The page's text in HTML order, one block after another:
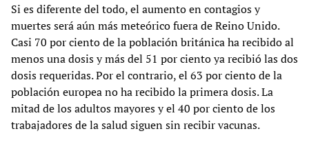
Si es diferente del todo, el aumento en contagios y
muertes será aún más meteórico fuera de Reino Unido.
Casi 70 por ciento de la población británica ha recibido al
menos una dosis y más del 51 por ciento ya recibió las dos
dosis requeridas. Por el contrario, el 63 por ciento de la
población europea no ha recibido la primera dosis. La
mitad de los adultos mayores y el 40 por ciento de los
trabajadores de la salud siguen sin recibir vacunas.